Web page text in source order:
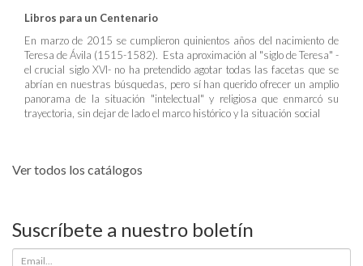
Libros para un Centenario
En marzo de 2015 se cumplieron quinientos años del nacimiento de
Teresa de Ávila (1515-1582). Esta aproximación al "siglo de Teresa" -
el crucial siglo XVI- no ha pretendido agotar todas las facetas que se
abrían en nuestras búsquedas, pero sí han querido ofrecer un amplio
panorama de la situación "intelectual" y religiosa que enmarcó su
trayectoria, sin dejar de lado el marco histórico y la situación social
Ver todos los catálogos
Suscríbete a nuestro boletín